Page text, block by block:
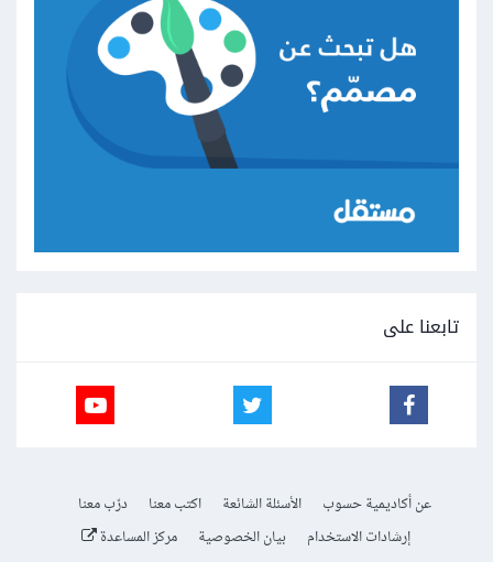
تابعنا على
عن أكاديمية حسوب الأسئلة الشائعة اكتب معنا
درّب معنا
إرشادات الاستخدام
بيان الخصوصية مركز المساعدة